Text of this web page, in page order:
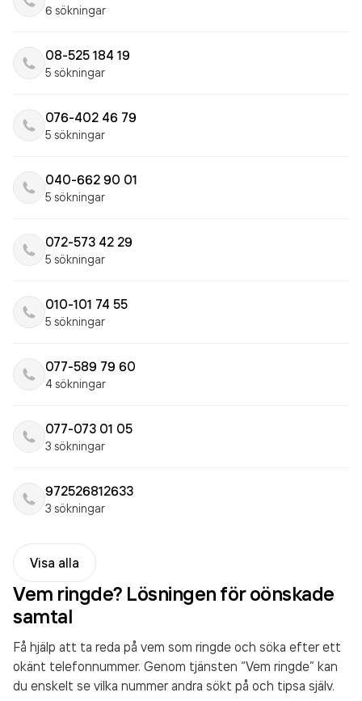
6 sökningar
08-525 184 19
5 sökningar
076-402 46 79
5 sökningar
040-662 90 01
5 sökningar
072-573 42 29
5 sökningar
010-101 74 55
5 sökningar
077-589 79 60
4 sökningar
077-073 01 05
3 sökningar
972526812633
3 sökningar
Visa alla
Vem ringde? Lösningen för oönskade
samtal
Få hjälp att ta reda på vem som ringde och söka efter ett
okänt telefonnummer. Genom tjänsten “Vem ringde” kan
du enskelt se vilka nummer andra sökt på och tipsa själv.